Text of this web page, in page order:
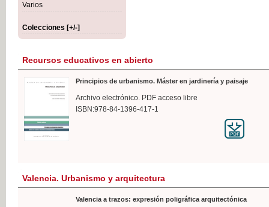
Varios
Colecciones [+/-]
Recursos educativos en abierto
Principios de urbanismo. Máster en jardinería y paisaje
Archivo electrónico. PDF acceso libre
ISBN:978-84-1396-417-1
Valencia. Urbanismo y arquitectura
Valencia a trazos: expresión poligráfica arquitectónica